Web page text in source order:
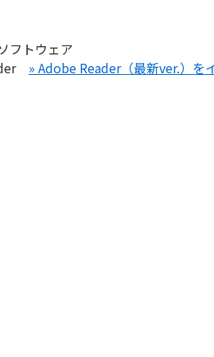
フトウェア
» Adobe Reader（最新ver.）を